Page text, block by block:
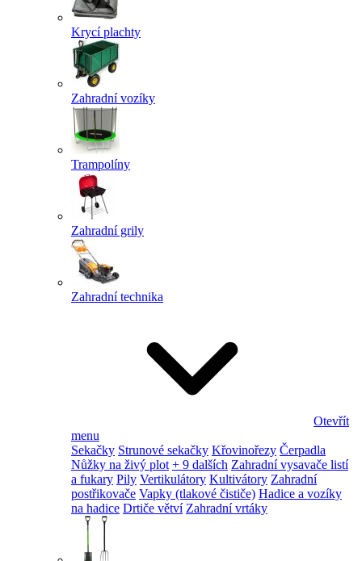
Krycí plachty
Zahradní vozíky
Trampolíny
Zahradní grily
Zahradní technika
Otevřít
menu
Sekačky Strunové sekačky Křovinořezy Čerpadla
Nůžky na živý plot + 9 dalších Zahradní vysavače listí
a fukary Pily Vertikulátory Kultivátory Zahradní
postřikovače Vapky (tlakové čističe) Hadice a vozíky
na hadice Drtiče větví Zahradní vrtáky